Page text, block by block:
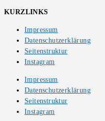
KURZLINKS
Impressum
Datenschutzerklärung
Seitenstruktur
Instagram
Impressum
Datenschutzerklärung
Seitenstruktur
Instagram